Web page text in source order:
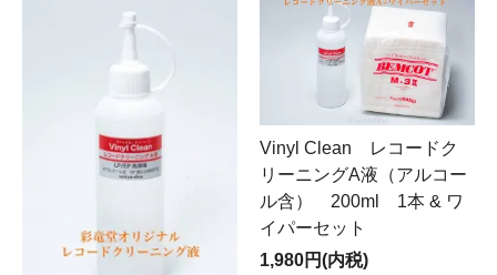
Vinyl Clean レコードク
リーニングA液（アルコー
ル含） 200ml 1本 & ワ
イパーセット
1,980円(内税)